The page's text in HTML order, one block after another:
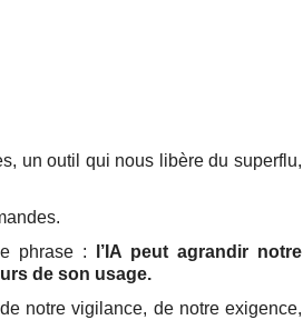
un outil qui nous libère du superflu,
phrase :
l’IA peut agrandir notre
de son usage.
notre vigilance, de notre exigence,